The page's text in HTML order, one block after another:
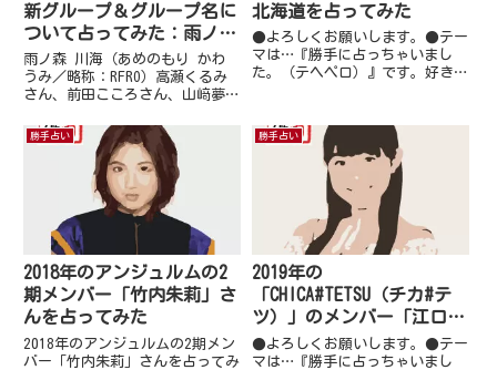
新グループ＆グループ名に
ついて占ってみた：雨ノ森
川海（あめのもり かわう
み）編
雨ノ森 川海（あめのもり かわ
うみ／略称：RFRO）高瀬くるみ
さん、前田こころさん、山﨑夢羽
さんさんの新グループ名は「雨ノ
森 川海（あめのもり かわうみ
／略称：RFRO）」となりまし
た。早速ですが、このグルー
北海道を占ってみた
●よろしくお願いします。●テー
マは…『勝手に占っちゃいまし
た。（テヘペロ）』です。好きな
して、私勝手に占っちゃいまし
た。(*^^*)●今回は2019年のハ
ロプロ研修生 北海道を占っ...
勝手占い
2018年のアンジュルムの2
期メンバー「竹内朱莉」さ
んを占ってみた
2018年のアンジュルムの2期メン
バー「竹内朱莉」さんを占ってみ
勝手占い
2019年の
「CHICA#TETSU（チカ#テ
ツ）」のメンバー「江口
紗耶」さんを占ってみた
●よろしくお願いします。●テー
マは…『勝手に占っちゃいまし